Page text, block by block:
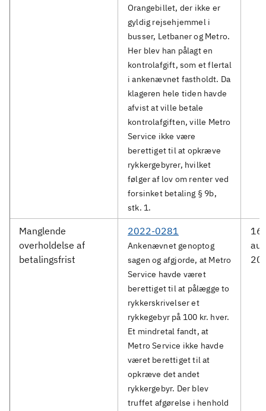
Orangebillet, der ikke er
gyldig rejsehjemmel i
busser, Letbaner og Metro.
Her blev han pålagt en
kontrolafgift, som et flertal
i ankenævnet fastholdt. Da
klageren hele tiden havde
afvist at ville betale
kontrolafgiften, ville Metro
Service ikke være
berettiget til at opkræve
rykkergebyrer, hvilket
følger af lov om renter ved
forsinket betaling § 9b,
stk. 1.
Manglende
overholdelse af
betalingsfrist
2022-0281
Ankenævnet genoptog
sagen og afgjorde, at Metro
Service havde været
berettiget til at pålægge to
rykkerskrivelser et
rykkegebyr på 100 kr. hver.
Et mindretal fandt, at
Metro Service ikke havde
været berettiget til at
opkræve det andet
rykkergebyr. Der blev
truffet afgørelse i henhold
16.